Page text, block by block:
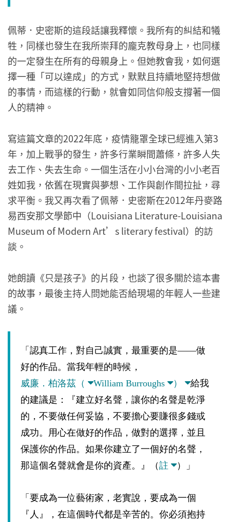
佩蒂．史密斯的這段話讓我釋懷。我所有的糾結和犧
牲，同樣也發生在我所崇拜的龐克教母身上，也同樣
的一定發生在所有的母親身上。但她教會我，如何選
擇一種「可以達成」的方式，默默且持續地堅持想做
的事情，而這樣的行動，就會如同信仰般支撐著一個
人的精神。
寫這篇文章的2022年底，疫情籠罩全球已經進入第3
年，加上戰爭的發生，許多行業瞬間蕭條，許多人失
去工作、失去生命。一個生活在小小台灣的小小老百
姓如我，依舊在現實與夢想、工作與創作間拉扯，尋
求平衡。我又再次看了佩蒂．史密斯在2012年丹麥路
易西安那文學節中（Louisiana Literature-Louisiana
Museum of Modern Art’s literary festival）的訪
談。
她朗讀《只是孩子》的片段，也談了很多關於這本書
的故事，最後主持人問她能否給現場的年輕人一些建
議。
「認真工作，對自己誠實，最重要的是——做
好的作品。當我年輕的時候，
威廉．柏洛茲（
William Burroughs ）
給我
的建議是：『建立好名聲，讓你的名聲是乾淨
的，不要做任何妥協，不要擔心要賺很多錢或
成功。用心在做好的作品，做對的選擇，並且
保護你的作品。如果你建立了一個好的名聲，
那這個名聲就會是你的資產。』（註 ）」
「要成為一位藝術家，老實說，要成為一個
『人』，在這個時代都是辛苦的。你必須抱持